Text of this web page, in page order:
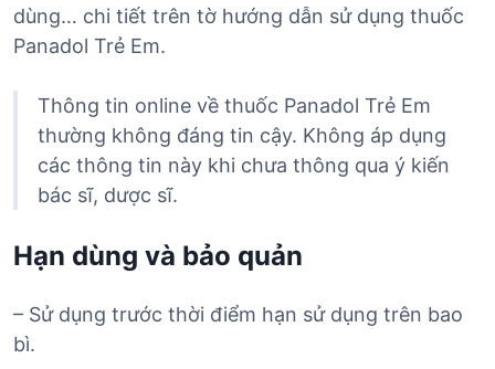
dùng… chi tiết trên tờ hướng dẫn sử dụng thuốc
Panadol Trẻ Em.
Thông tin online về thuốc Panadol Trẻ Em
thường không đáng tin cậy. Không áp dụng
các thông tin này khi chưa thông qua ý kiến
bác sĩ, dược sĩ.
Hạn dùng và bảo quản
– Sử dụng trước thời điểm hạn sử dụng trên bao
bì.